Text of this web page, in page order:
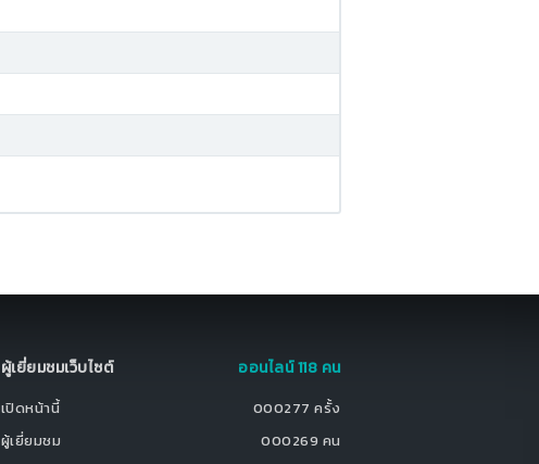
ผู้เยี่ยมชมเว็บไซต์ ออนไลน์ 118 คน
เปิดหน้านี้
000277 ครั้ง
ผู้เยี่ยมชม
000269 คน